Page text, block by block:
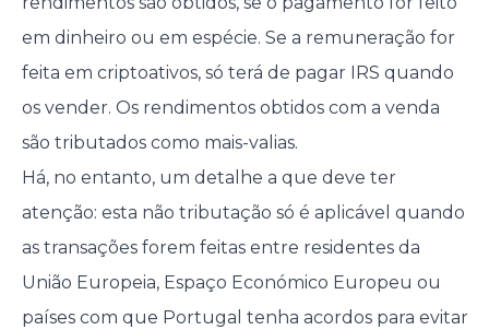
em dinheiro ou em espécie. Se a remuneração for
feita em criptoativos, só terá de pagar IRS quando
os vender. Os rendimentos obtidos com a venda
são tributados como mais-valias.
Há, no entanto, um detalhe a que deve ter
atenção: esta não tributação só é aplicável quando
as transações forem feitas entre residentes da
União Europeia, Espaço Económico Europeu ou
países com que Portugal tenha acordos para evitar